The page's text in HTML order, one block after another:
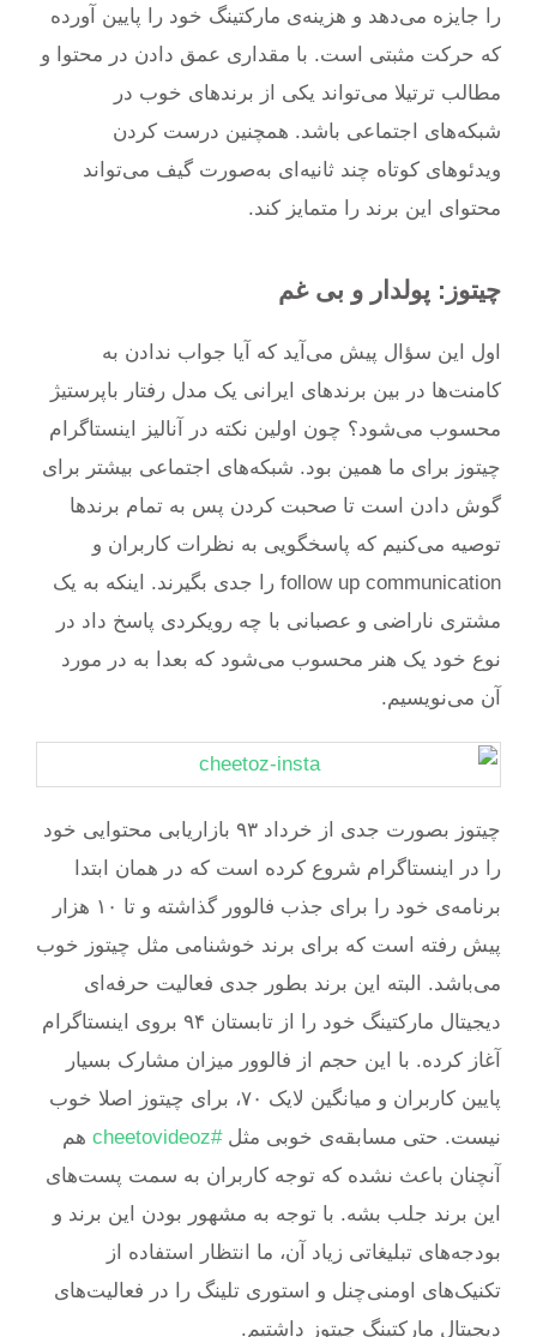
را جایزه می‌دهد و هزینه‌ی مارکتینگ خود را پایین آورده
که حرکت مثبتی است. با مقداری عمق دادن در محتوا و
مطالب ترتیلا می‌تواند یکی از برندهای خوب در
شبکه‌های اجتماعی باشد. همچنین درست کردن
ویدئوهای کوتاه چند ثانیه‌ای به‌صورت گیف می‌تواند
محتوای این برند را متمایز کند.
چیتوز: پولدار و بی غم
اول این سؤال پیش می‌آید که آیا جواب ندادن به
کامنت‌ها در بین برندهای ایرانی یک مدل رفتار باپرستیژ
محسوب می‌شود؟ چون اولین نکته در آنالیز اینستاگرام
چیتوز برای ما همین بود. شبکه‌های اجتماعی بیشتر برای
گوش دادن است تا صحبت کردن پس به تمام برندها
توصیه می‌کنیم که پاسخگویی به نظرات کاربران و
follow up communication را جدی بگیرند. اینکه به یک
مشتری ناراضی و عصبانی با چه رویکردی پاسخ داد در
نوع خود یک هنر محسوب می‌شود که بعدا به در مورد
آن می‌نویسیم.
چیتوز بصورت جدی از خرداد ۹۳ بازاریابی محتوایی خود
را در اینستاگرام شروع کرده است که در همان ابتدا
برنامه‌ی خود را برای جذب فالوور گذاشته و تا ۱۰ هزار
پیش رفته است که برای برند خوشنامی مثل چیتوز خوب
می‌باشد. البته این برند بطور جدی فعالیت حرفه‌ای
دیجیتال مارکتینگ خود را از تابستان ۹۴ بروی اینستاگرام
آغاز کرده. با این حجم از فالوور میزان مشارک بسیار
پایین کاربران و میانگین لایک ۷۰، برای چیتوز اصلا خوب
نیست. حتی مسابقه‌ی خوبی مثل#cheetovideoz
هم
آنچنان باعث نشده که توجه کاربران به سمت پست‌های
این برند جلب بشه. با توجه به مشهور بودن این برند و
بودجه‌های تبلیغاتی زیاد آن، ما انتظار استفاده از
تکنیک‌های اومنی‌چنل و استوری‌ تلینگ را در فعالیت‌های
دیجیتال مارکتینگ چیتوز داشتیم.